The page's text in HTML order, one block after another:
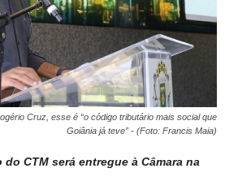
Cruz, esse é “o código tributário mais social que
Goiânia já teve” - (Foto: Francis Maia)
CTM será entregue à Câmara na